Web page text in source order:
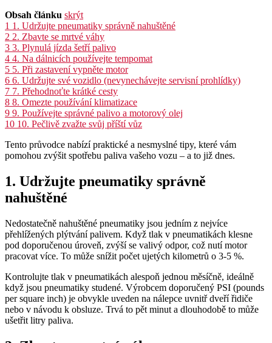
Obsah článku skrýt
1 1. Udržujte pneumatiky správně nahuštěné
2 2. Zbavte se mrtvé váhy
3 3. Plynulá jízda šetří palivo
4 4. Na dálnicích používejte tempomat
5 5. Při zastavení vypněte motor
6 6. Udržujte své vozidlo (nevynechávejte servisní prohlídky)
7 7. Přehodnoťte krátké cesty
8 8. Omezte používání klimatizace
9 9. Používejte správné palivo a motorový olej
10 10. Pečlivě zvažte svůj příští vůz
Tento průvodce nabízí praktické a nesmyslné tipy, které vám
pomohou zvýšit spotřebu paliva vašeho vozu – a to již dnes.
1. Udržujte pneumatiky správně
nahuštěné
Nedostatečně nahuštěné pneumatiky jsou jedním z nejvíce
přehlížených plýtvání palivem. Když tlak v pneumatikách klesne
pod doporučenou úroveň, zvýší se valivý odpor, což nutí motor
pracovat více. To může snížit počet ujetých kilometrů o 3-5 %.
Kontrolujte tlak v pneumatikách alespoň jednou měsíčně, ideálně
když jsou pneumatiky studené. Výrobcem doporučený PSI (pounds
per square inch) je obvykle uveden na nálepce uvnitř dveří řidiče
nebo v návodu k obsluze. Trvá to pět minut a dlouhodobě to může
ušetřit litry paliva.